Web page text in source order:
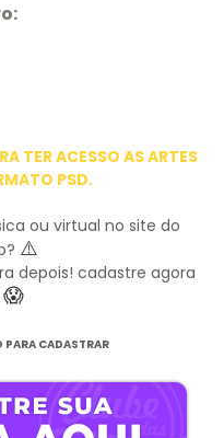
TER ACESSO AS ARTES
PSD.
ou virtual no site do
⚠️
depois! cadastre agora
😱
CADASTRAR